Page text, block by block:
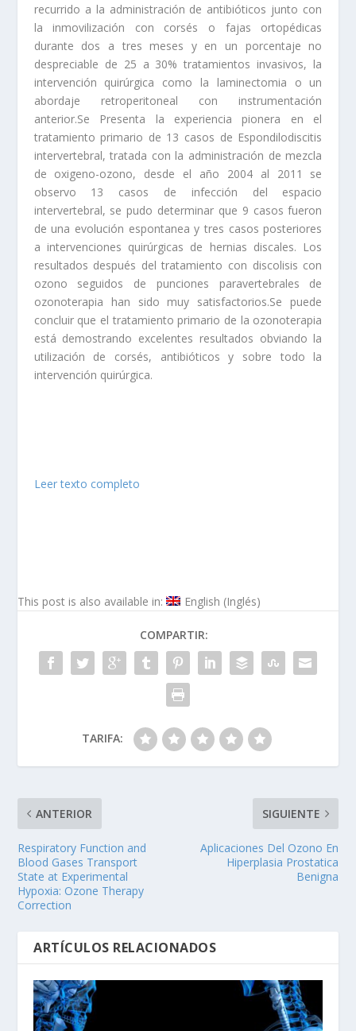
recurrido a la administración de antibióticos junto con
la inmovilización con corsés o fajas ortopédicas
durante dos a tres meses y en un porcentaje no
despreciable de 25 a 30% tratamientos invasivos, la
intervención quirúrgica como la laminectomia o un
abordaje retroperitoneal con instrumentación
anterior.Se Presenta la experiencia pionera en el
tratamiento primario de 13 casos de Espondilodiscitis
intervertebral, tratada con la administración de mezcla
de oxigeno-ozono, desde el año 2004 al 2011 se
observo 13 casos de infección del espacio
intervertebral, se pudo determinar que 9 casos fueron
de una evolución espontanea y tres casos posteriores
a intervenciones quirúrgicas de hernias discales. Los
resultados después del tratamiento con discolisis con
ozono seguidos de punciones paravertebrales de
ozonoterapia han sido muy satisfactorios.Se puede
concluir que el tratamiento primario de la ozonoterapia
está demostrando excelentes resultados obviando la
utilización de corsés, antibióticos y sobre todo la
intervención quirúrgica.
Leer texto completo
This post is also available in: English (Inglés)
COMPARTIR:
TARIFA:
ANTERIOR
Respiratory Function and
Blood Gases Transport
State at Experimental
Hypoxia: Ozone Therapy
Correction
SIGUIENTE
Aplicaciones Del Ozono En
Hiperplasia Prostatica
Benigna
ARTÍCULOS RELACIONADOS